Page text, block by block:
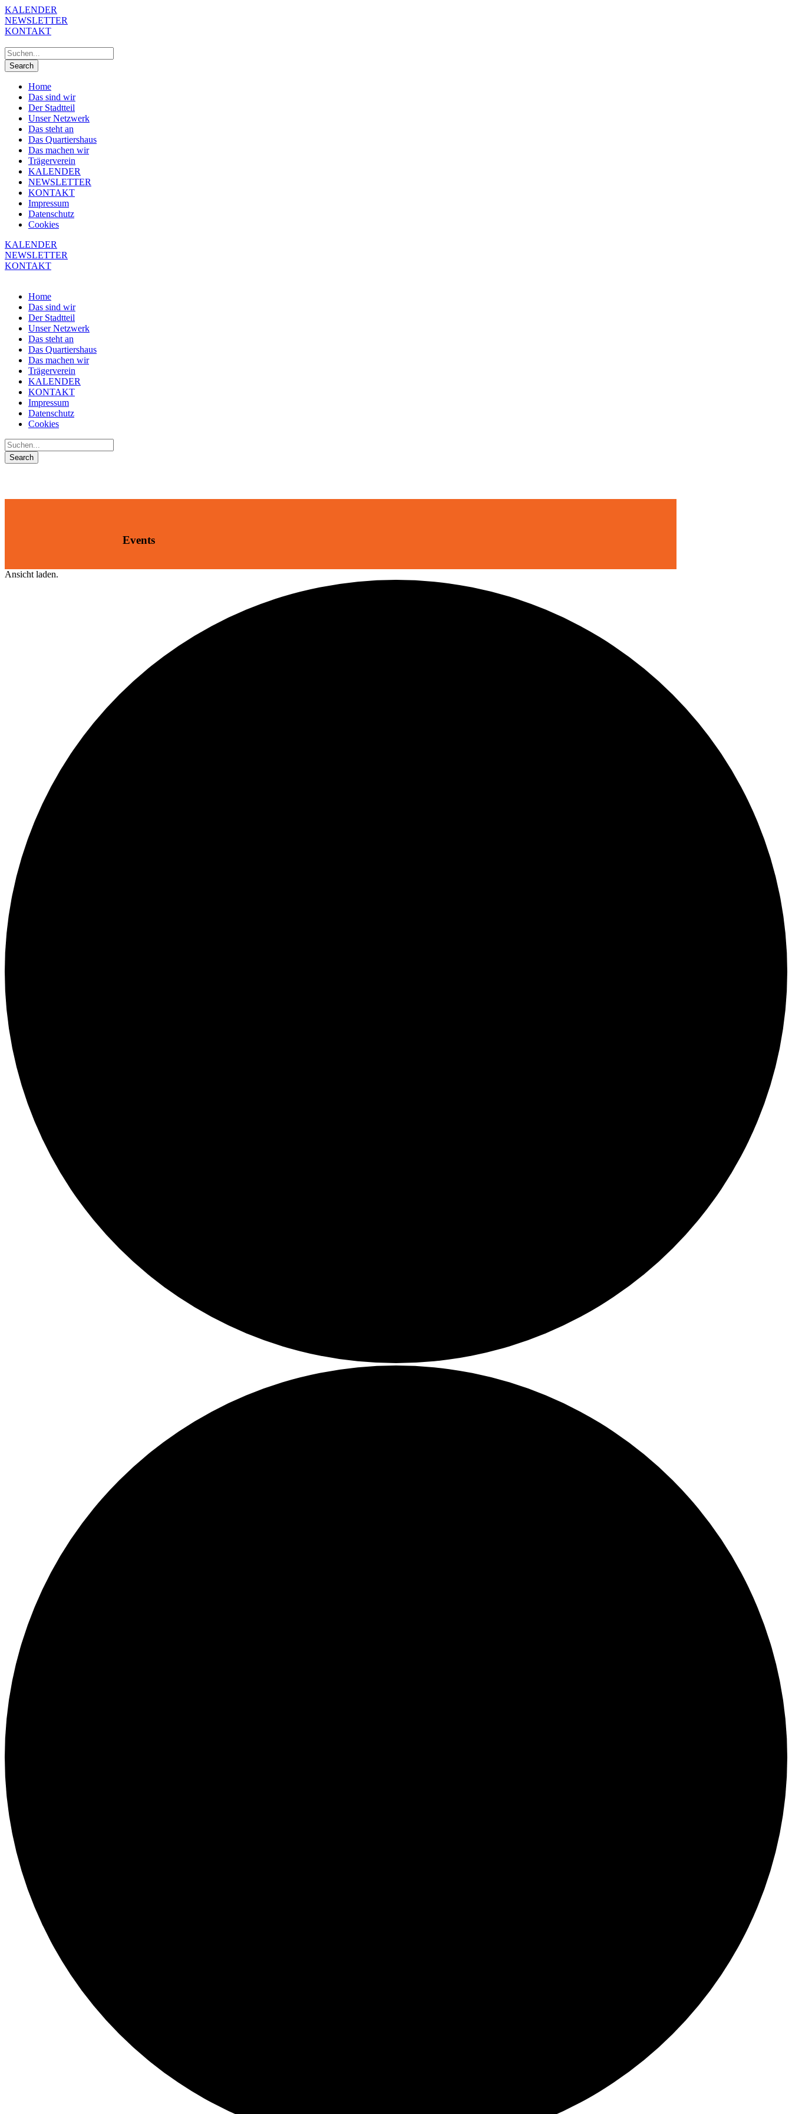
KALENDER
NEWSLETTER
KONTAKT
Home
Das sind wir
Der Stadtteil
Unser Netzwerk
Das steht an
Das Quartiershaus
Das machen wir
Trägerverein
KALENDER
NEWSLETTER
KONTAKT
Impressum
Datenschutz
Cookies
KALENDER
NEWSLETTER
KONTAKT
Home
Das sind wir
Der Stadtteil
Unser Netzwerk
Das steht an
Das Quartiershaus
Das machen wir
Trägerverein
KALENDER
KONTAKT
Impressum
Datenschutz
Cookies
Events
Ansicht laden.